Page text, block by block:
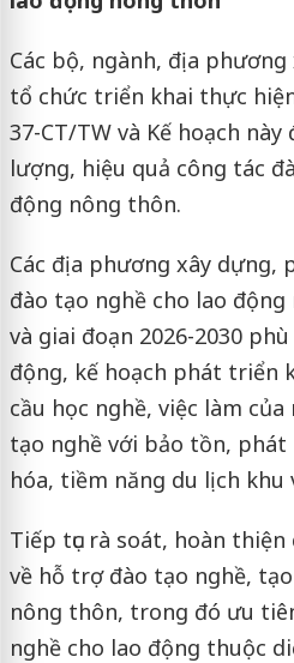
Các bộ, ngành, địa
tổ chức triển khai thực
37-CT/TW và Kế hoạch
lượng, hiệu quả công tác
động nông thôn.
Các địa phương xây dựng,
đào tạo nghề cho lao
và giai đoạn 2026-2030
động, kế hoạch phát triển
cầu học nghề, việc làm
tạo nghề với bảo tồn, phát
hóa, tiềm năng du lịch khu
Tiếp tục rà soát, hoàn
về hỗ trợ đào tạo nghề,
nông thôn, trong đó ưu
nghề cho lao động thuộc